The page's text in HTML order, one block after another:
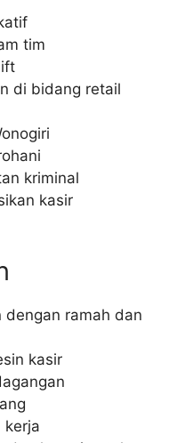
tim
di bidang retail
kriminal
kasir
dengan ramah dan
kasir
kerja